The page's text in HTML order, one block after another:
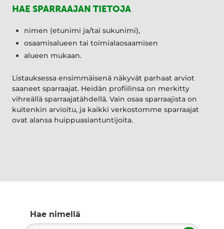
HAE SPARRAAJAN TIETOJA
nimen (etunimi ja/tai sukunimi),
osaamisalueen tai toimialaosaamisen
alueen mukaan.
Listauksessa ensimmäisenä näkyvät parhaat arviot
saaneet sparraajat. Heidän profiilinsa on merkitty
vihreällä sparraajatähdellä. Vain osaa sparraajista on
kuitenkin arvioitu, ja kaikki verkostomme sparraajat
ovat alansa huippuasiantuntijoita.
Hae nimellä